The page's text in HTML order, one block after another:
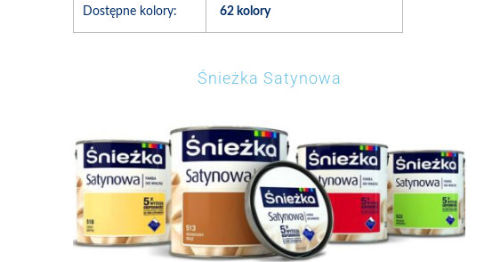
Dostępne kolory: 62 kolory
Śnieżka Satynowa